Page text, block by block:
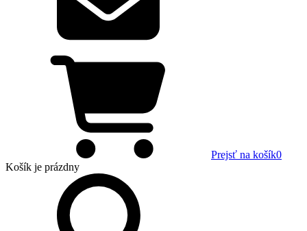
Prejsť na košík0
Košík je prázdny